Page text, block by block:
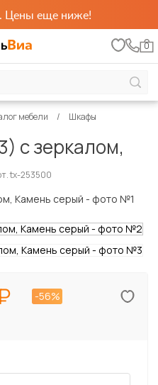
Цены еще ниже!
0
мебели Шкафы
с зеркалом,
tx-253500
-56%